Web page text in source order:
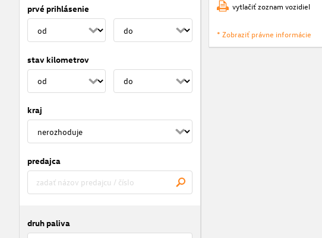
prvé prihlásenie
stav kilometrov
kraj
predajca
druh paliva
vytlačiť zoznam vozidiel
* Zobraziť právne informácie